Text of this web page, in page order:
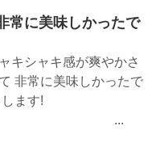
常に美味しかったで
キシャキ感が爽やかさ
非常に美味しかったで
ます!